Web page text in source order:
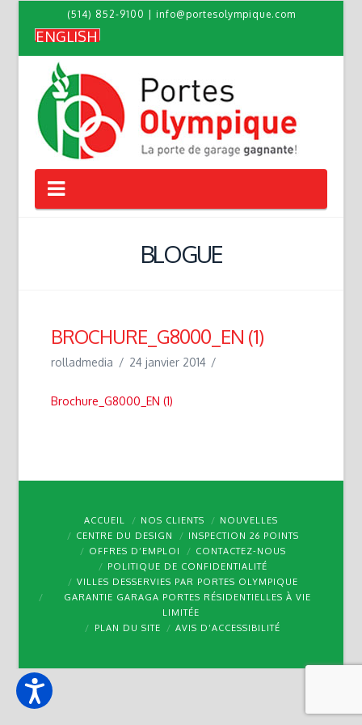
(514) 852-9100 info@portesolympique.com
ENGLISH
Navigation
BLOGUE
BROCHURE_G8000_EN (1)
rolladmedia 24 janvier 2014
Brochure_G8000_EN (1)
ACCUEIL NOS CLIENTS
NOUVELLES
CENTRE DU DESIGN
INSPECTION 26 POINTS
OFFRES D’EMPLOI
CONTACTEZ-NOUS
POLITIQUE DE CONFIDENTIALITÉ
VILLES DESSERVIES PAR PORTES OLYMPIQUE
GARANTIE GARAGA PORTES RÉSIDENTIELLES À VIE
LIMITÉE
PLAN DU SITE
AVIS D’ACCESSIBILITÉ